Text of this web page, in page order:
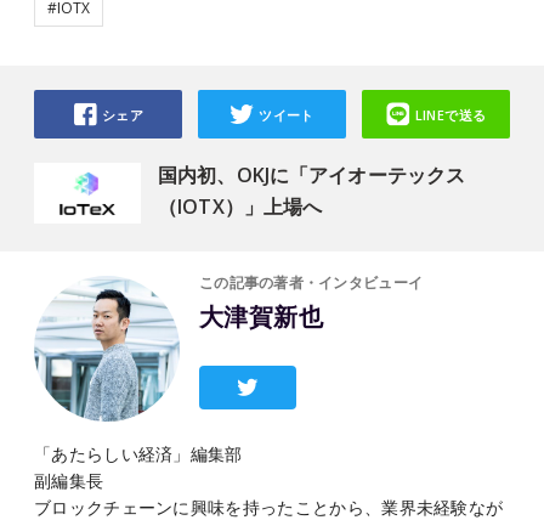
#IOTX
国内初、OKJに「アイオーテックス
（IOTX）」上場へ
シェア ツイート LINEで送る
この記事の著者・インタビューイ
大津賀新也
「あたらしい経済」編集部
副編集長
ブロックチェーンに興味を持ったことから、業界未経験なが